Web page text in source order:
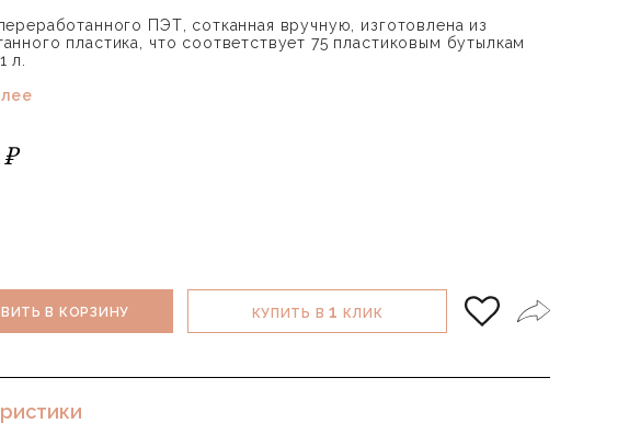
ПЭТ, сотканная вручную, изготовлена ​​из
пластика, что соответствует 75 пластиковым бутылкам
л.
В КОРЗИНУ КУПИТЬ В1 КЛИК